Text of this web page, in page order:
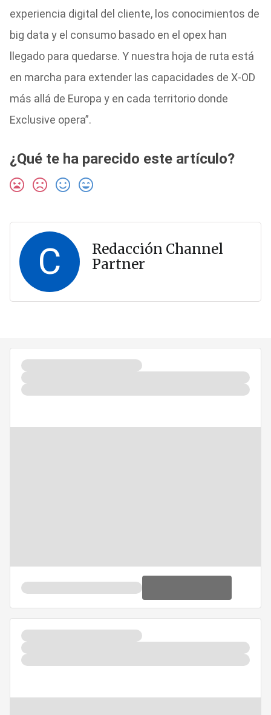
experiencia digital del cliente, los conocimientos de
big data y el consumo basado en el opex han
llegado para quedarse. Y nuestra hoja de ruta está
en marcha para extender las capacidades de X-OD
más allá de Europa y en cada territorio donde
Exclusive opera”.
¿Qué te ha parecido este artículo?
C
Redacción Channel
Partner